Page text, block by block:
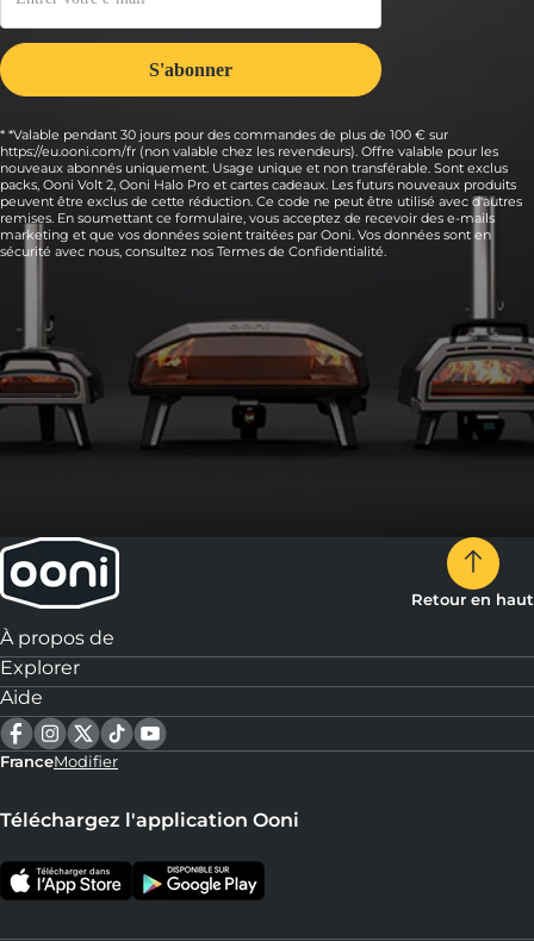
* *Valable pendant 30 jours pour des commandes de plus de 100 € sur
https://eu.ooni.com/fr (non valable chez les revendeurs). Offre valable pour les
nouveaux abonnés uniquement. Usage unique et non transférable. Sont exclus
packs, Ooni Volt 2, Ooni Halo Pro et cartes cadeaux. Les futurs nouveaux produits
peuvent être exclus de cette réduction. Ce code ne peut être utilisé avec d'autres
remises. En soumettant ce formulaire, vous acceptez de recevoir des e-mails
marketing et que vos données soient traitées par Ooni. Vos données sont en
sécurité avec nous, consultez nos Termes de Confidentialité.
Retour en haut
À propos de
Explorer
Aide
FranceModifier
Téléchargez l'application Ooni